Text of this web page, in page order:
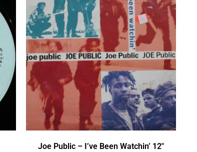
Joe Public ‎– I’ve Been Watchin’ 12″